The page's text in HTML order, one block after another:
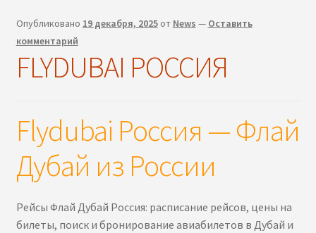
Опубликовано 19 декабря, 2025 от News — Оставить
комментарий
FLYDUBAI РОССИЯ
Flydubai Россия — Флай
Дубай из России
Рейсы Флай Дубай Россия: расписание рейсов, цены на
билеты, поиск и бронирование авиабилетов в Дубай и